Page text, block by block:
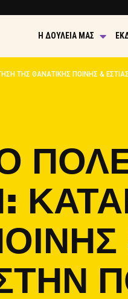
Η ΔΟΥΛΕΙΆ ΜΑΣ
ΤΗΣ ΘΑΝΑΤΙΚΉΣ ΠΟΙΝΉΣ &